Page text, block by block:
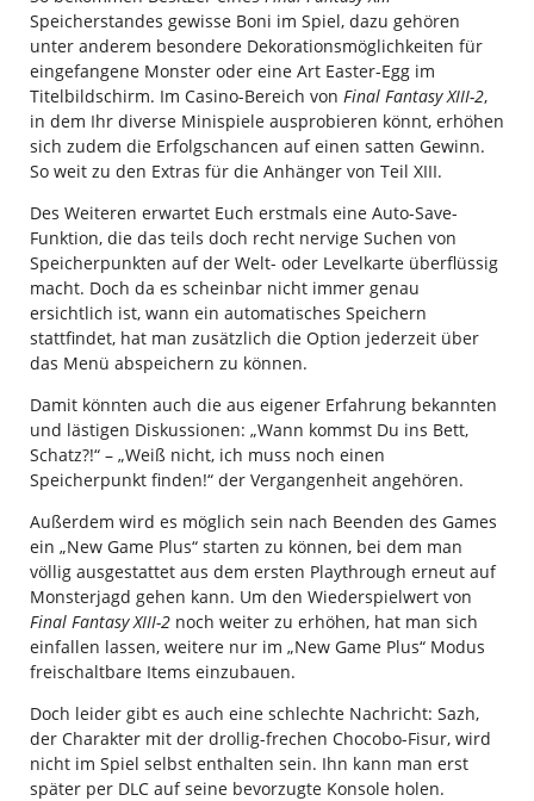
Speicherstandes gewisse Boni im Spiel, dazu gehören
unter anderem besondere Dekorationsmöglichkeiten für
eingefangene Monster oder eine Art Easter-Egg im
Titelbildschirm. Im Casino-Bereich von Final Fantasy XIII-2,
in dem Ihr diverse Minispiele ausprobieren könnt, erhöhen
sich zudem die Erfolgschancen auf einen satten Gewinn.
So weit zu den Extras für die Anhänger von Teil XIII.
Des Weiteren erwartet Euch erstmals eine Auto-Save-
Funktion, die das teils doch recht nervige Suchen von
Speicherpunkten auf der Welt- oder Levelkarte überflüssig
macht. Doch da es scheinbar nicht immer genau
ersichtlich ist, wann ein automatisches Speichern
stattfindet, hat man zusätzlich die Option jederzeit über
das Menü abspeichern zu können.
Damit könnten auch die aus eigener Erfahrung bekannten
und lästigen Diskussionen: „Wann kommst Du ins Bett,
Schatz?!“ – „Weiß nicht, ich muss noch einen
Speicherpunkt finden!“ der Vergangenheit angehören.
Außerdem wird es möglich sein nach Beenden des Games
ein „New Game Plus“ starten zu können, bei dem man
völlig ausgestattet aus dem ersten Playthrough erneut auf
Monsterjagd gehen kann. Um den Wiederspielwert von
Final Fantasy XIII-2 noch weiter zu erhöhen, hat man sich
einfallen lassen, weitere nur im „New Game Plus“ Modus
freischaltbare Items einzubauen.
Doch leider gibt es auch eine schlechte Nachricht: Sazh,
der Charakter mit der drollig-frechen Chocobo-Fisur, wird
nicht im Spiel selbst enthalten sein. Ihn kann man erst
später per DLC auf seine bevorzugte Konsole holen.